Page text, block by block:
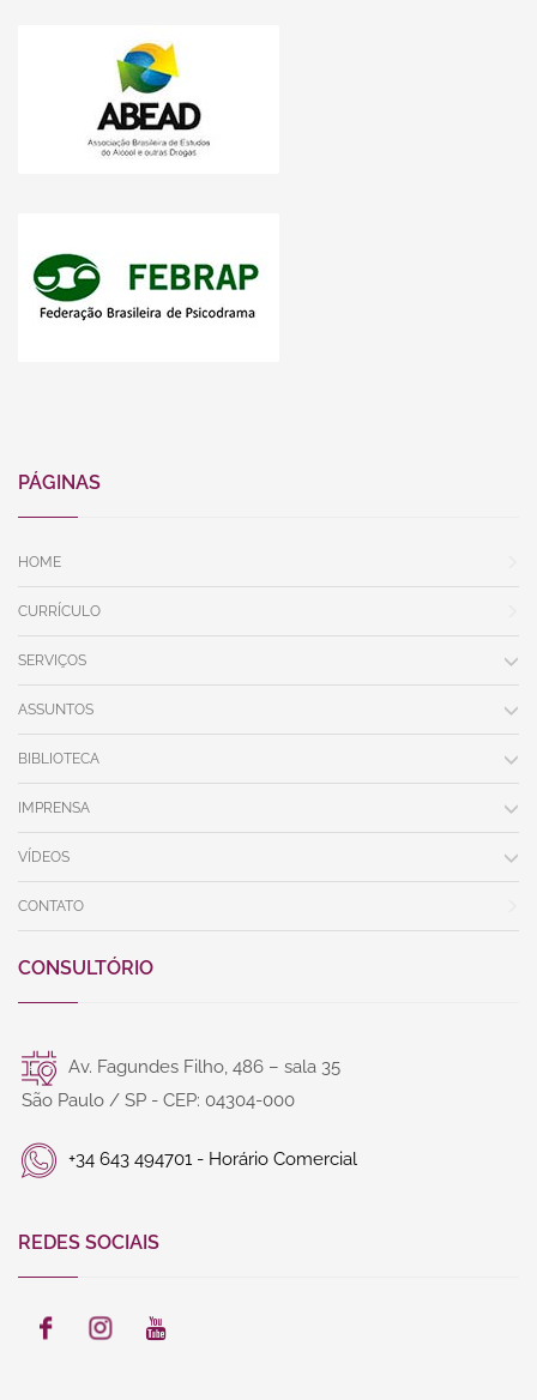
PÁGINAS
HOME
CURRÍCULO
SERVIÇOS
ASSUNTOS
BIBLIOTECA
IMPRENSA
VÍDEOS
CONTATO
CONSULTÓRIO
Av. Fagundes Filho, 486 – sala 35
São Paulo / SP - CEP: 04304-000
+34 643 494701 - Horário Comercial
REDES SOCIAIS